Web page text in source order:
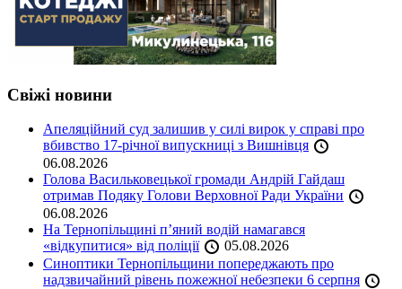
Свіжі новини
Апеляційний суд залишив у силі вирок у справі про
вбивство 17-річної випускниці з Вишнівця
06.08.2026
Голова Васильковецької громади Андрій Гайдаш
отримав Подяку Голови Верховної Ради України
06.08.2026
На Тернопільщині п’яний водій намагався
«відкупитися» від поліції
05.08.2026
Синоптики Тернопільщини попереджають про
надзвичайний рівень пожежної небезпеки 6 серпня